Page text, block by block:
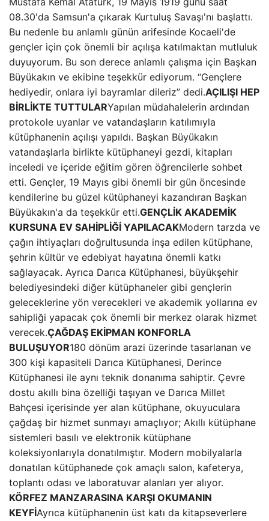
08.30'da Samsun'a çıkarak Kurtuluş Savaşı'nı başlattı.
Bu nedenle bu anlamlı günün arifesinde Kocaeli'de
gençler için çok önemli bir açılışa katılmaktan mutluluk
duyuyorum. Bu son derece anlamlı çalışma için Başkan
Büyükakın ve ekibine teşekkür ediyorum. “Gençlere
hediyedir, onlara iyi bayramlar dileriz” dedi.AÇILIŞI HEP
BİRLİKTE TUTTULARYapılan müdahalelerin ardından
protokole uyanlar ve vatandaşların katılımıyla
kütüphanenin açılışı yapıldı. Başkan Büyükakın
vatandaşlarla birlikte kütüphaneyi gezdi, kitapları
inceledi ve içeride eğitim gören öğrencilerle sohbet
etti. Gençler, 19 Mayıs gibi önemli bir gün öncesinde
kendilerine bu güzel kütüphaneyi kazandıran Başkan
Büyükakın'a da teşekkür etti.GENÇLİK AKADEMİK
KURSUNA EV SAHİPLİĞİ YAPILACAKModern tarzda ve
çağın ihtiyaçları doğrultusunda inşa edilen kütüphane,
şehrin kültür ve edebiyat hayatına önemli katkı
sağlayacak. Ayrıca Darıca Kütüphanesi, büyükşehir
belediyesindeki diğer kütüphaneler gibi gençlerin
geleceklerine yön verecekleri ve akademik yollarına ev
sahipliği yapacak çok önemli bir merkez olarak hizmet
verecek.ÇAĞDAŞ EKİPMAN KONFORLA
BULUŞUYOR180 dönüm arazi üzerinde tasarlanan ve
300 kişi kapasiteli Darıca Kütüphanesi, Derince
Kütüphanesi ile aynı teknik donanıma sahiptir. Çevre
dostu akıllı bina özelliği taşıyan ve Darıca Millet
Bahçesi içerisinde yer alan kütüphane, okuyuculara
çağdaş bir hizmet sunmayı amaçlıyor; Akıllı kütüphane
sistemleri basılı ve elektronik kütüphane
koleksiyonlarıyla donatılmıştır. Modern mobilyalarla
donatılan kütüphanede çok amaçlı salon, kafeterya,
toplantı odası ve laboratuvar alanları yer alıyor.
KÖRFEZ MANZARASINA KARŞI OKUMANIN
KEYFİAyrıca kütüphanenin üst katı da kitapseverlere